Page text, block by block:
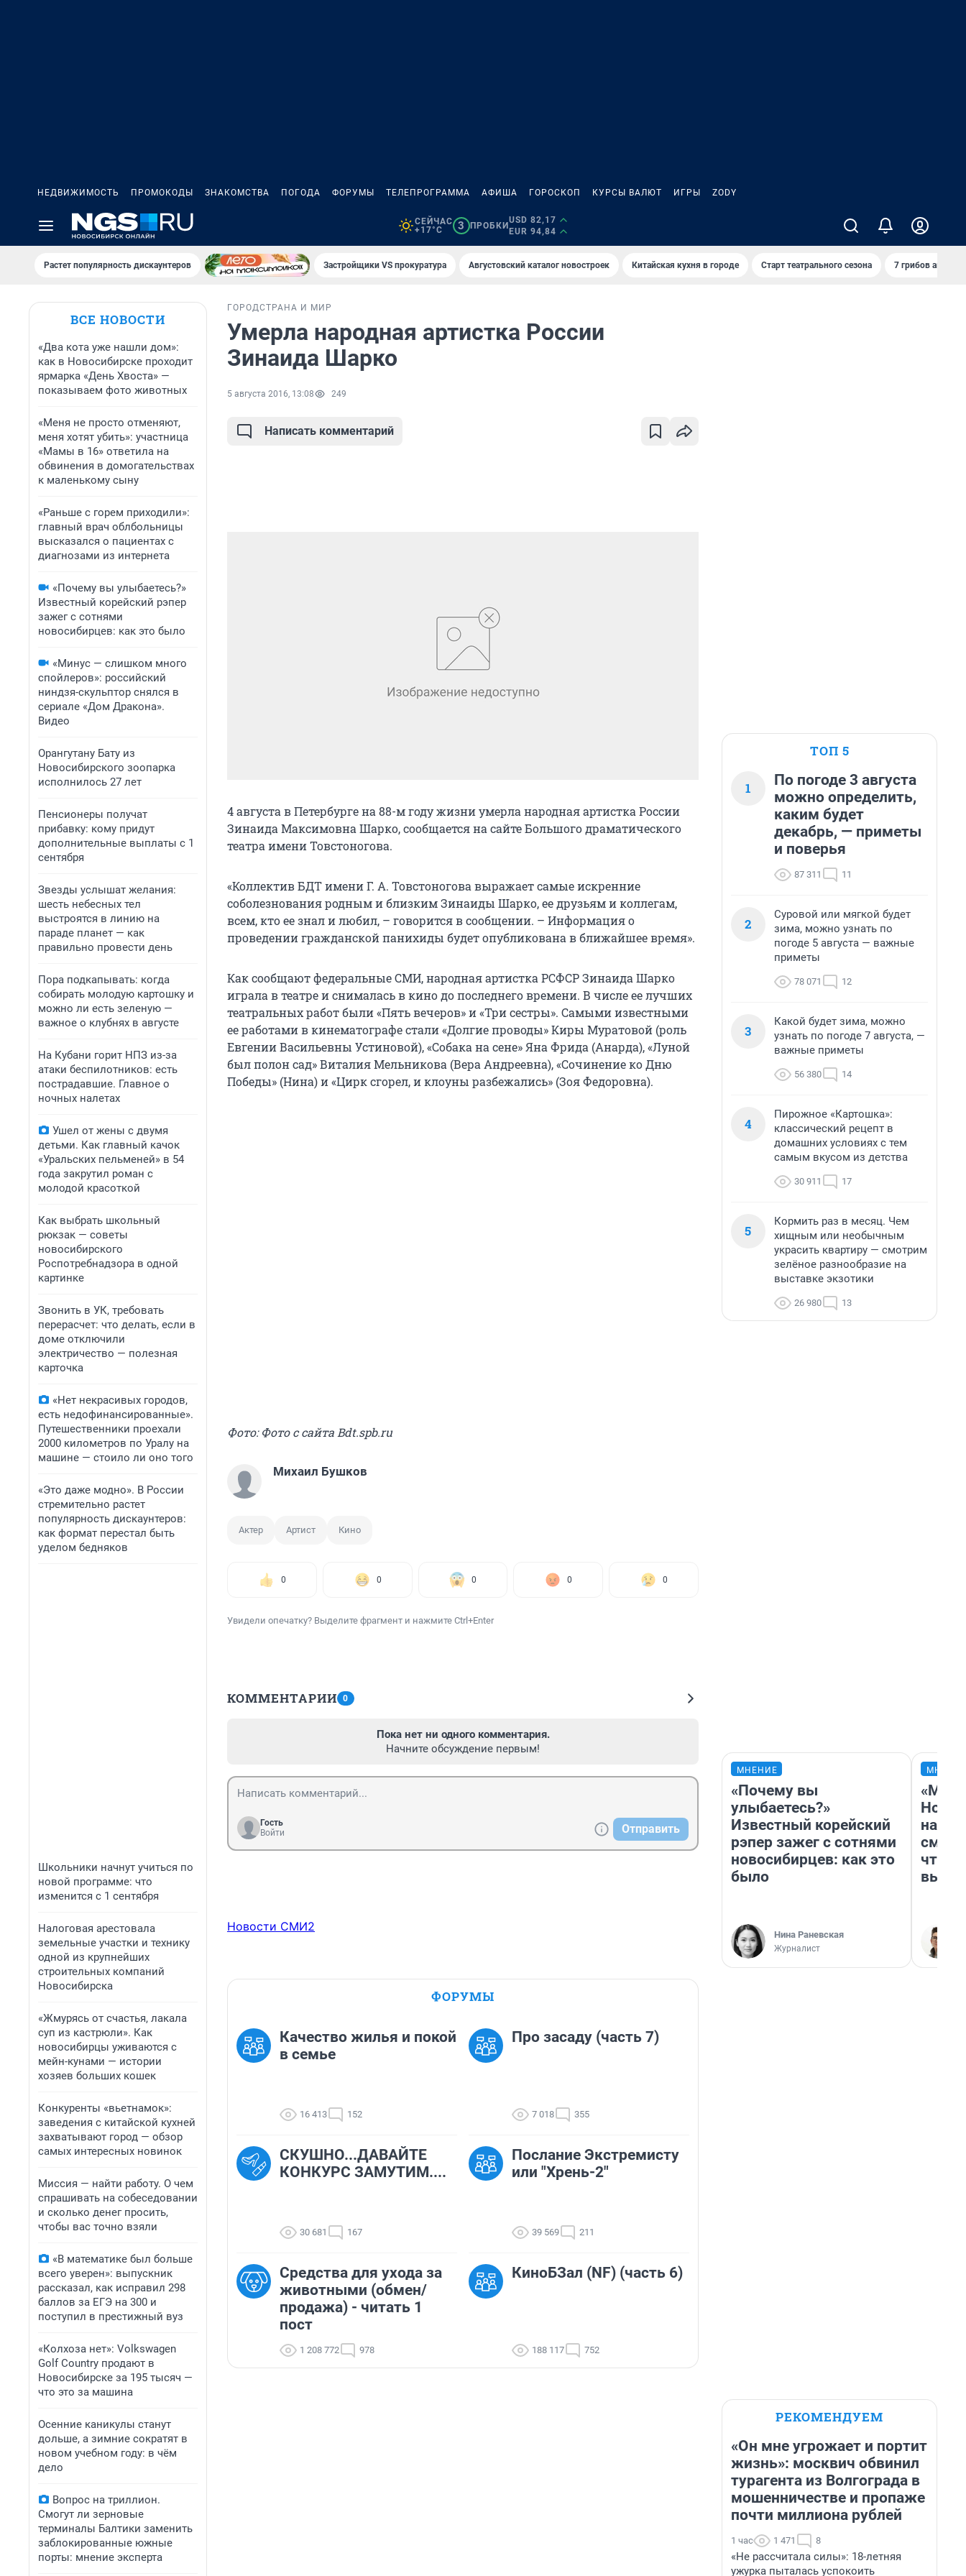
НЕДВИЖИМОСТЬ ПРОМОКОДЫ ЗНАКОМСТВА ПОГОДА ФОРУМЫ ТЕЛЕПРОГРАММА АФИША ГОРОСКОП КУРСЫ ВАЛЮТ ИГРЫ ZODY
СЕЙЧАС
+17°C
3 ПРОБКИ
USD 82,17
EUR 94,84
Растет популярность дискаунтеров Застройщики VS прокуратура Августовский каталог новостроек Китайская кухня в городе Старт театрального сезона 7 грибов августа
ВСЕ НОВОСТИ
«Два кота уже нашли дом»:
как в Новосибирске проходит
ярмарка «День Хвоста» —
показываем фото животных
«Меня не просто отменяют,
меня хотят убить»: участница
«Мамы в 16» ответила на
обвинения в домогательствах
к маленькому сыну
«Раньше с горем приходили»:
главный врач облбольницы
высказался о пациентах с
диагнозами из интернета
«Почему вы улыбаетесь?»
Известный корейский рэпер
зажег с сотнями
новосибирцев: как это было
«Минус — слишком много
спойлеров»: российский
ниндзя-скульптор снялся в
сериале «Дом Дракона».
Видео
Орангутану Бату из
Новосибирского зоопарка
исполнилось 27 лет
Пенсионеры получат
прибавку: кому придут
дополнительные выплаты с 1
сентября
Звезды услышат желания:
шесть небесных тел
выстроятся в линию на
параде планет — как
правильно провести день
Пора подкапывать: когда
собирать молодую картошку и
можно ли есть зеленую —
важное о клубнях в августе
На Кубани горит НПЗ из-за
атаки беспилотников: есть
пострадавшие. Главное о
ночных налетах
Ушел от жены с двумя
детьми. Как главный качок
«Уральских пельменей» в 54
года закрутил роман с
молодой красоткой
Как выбрать школьный
рюкзак — советы
новосибирского
Роспотребнадзора в одной
картинке
Звонить в УК, требовать
перерасчет: что делать, если в
доме отключили
электричество — полезная
карточка
«Нет некрасивых городов,
есть недофинансированные».
Путешественники проехали
2000 километров по Уралу на
машине — стоило ли оно того
«Это даже модно». В России
стремительно растет
популярность дискаунтеров:
как формат перестал быть
уделом бедняков
Школьники начнут учиться по
новой программе: что
изменится с 1 сентября
Налоговая арестовала
земельные участки и технику
одной из крупнейших
строительных компаний
Новосибирска
«Жмурясь от счастья, лакала
суп из кастрюли». Как
новосибирцы уживаются с
мейн-кунами — истории
хозяев больших кошек
Конкуренты «вьетнамок»:
заведения с китайской кухней
захватывают город — обзор
самых интересных новинок
Миссия — найти работу. О чем
спрашивать на собеседовании
и сколько денег просить,
чтобы вас точно взяли
«В математике был больше
всего уверен»: выпускник
рассказал, как исправил 298
баллов за ЕГЭ на 300 и
поступил в престижный вуз
«Колхоза нет»: Volkswagen
Golf Сountry продают в
Новосибирске за 195 тысяч —
что это за машина
Осенние каникулы станут
дольше, а зимние сократят в
новом учебном году: в чём
дело
Вопрос на триллион.
Смогут ли зерновые
терминалы Балтики заменить
заблокированные южные
порты: мнение эксперта
ГОРОДСТРАНА И МИР
Умерла народная артистка России
Зинаида Шарко
5 августа 2016, 13:08 249
Написать комментарий
4 августа в Петербурге на 88-м году жизни умерла народная артистка России
Зинаида Максимовна Шарко, сообщается на сайте Большого драматического
театра имени Товстоногова.
«Коллектив БДТ имени Г. А. Товстоногова выражает самые искренние
соболезнования родным и близким Зинаиды Шарко, ее друзьям и коллегам,
всем, кто ее знал и любил, – говорится в сообщении. – Информация о
проведении гражданской панихиды будет опубликована в ближайшее время».
Как сообщают федеральные СМИ, народная артистка РСФСР Зинаида Шарко
играла в театре и снималась в кино до последнего времени. В числе ее лучших
театральных работ были «Пять вечеров» и «Три сестры». Самыми известными
ее работами в кинематографе стали «Долгие проводы» Киры Муратовой (роль
Евгении Васильевны Устиновой), «Собака на сене» Яна Фрида (Анарда), «Луной
был полон сад» Виталия Мельникова (Вера Андреевна), «Сочинение ко Дню
Победы» (Нина) и «Цирк сгорел, и клоуны разбежались» (Зоя Федоровна).
Фото: Фото с сайта Bdt.spb.ru
Михаил Бушков
Актер Артист Кино
0 0 0 0 0
Увидели опечатку? Выделите фрагмент и нажмите Ctrl+Enter
КОММЕНТАРИИ 0
Пока нет ни одного комментария.
Начните обсуждение первым!
Гость
Войти
Отправить
Новости СМИ2
ФОРУМЫ
Качество жилья и покой
в семье
16 413 152
Про засаду (часть 7)
7 018 355
СКУШНО...ДАВАЙТЕ
КОНКУРС ЗАМУТИМ....
30 681 167
Послание Экстремисту
или "Хрень-2"
39 569 211
Средства для ухода за
животными (обмен/
продажа) - читать 1
пост
1 208 772 978
КиноБЗал (NF) (часть 6)
188 117 752
ТОП 5
1
По погоде 3 августа
можно определить,
каким будет
декабрь, — приметы
и поверья
87 311 11
2
Суровой или мягкой будет
зима, можно узнать по
погоде 5 августа — важные
приметы
78 071 12
3
Какой будет зима, можно
узнать по погоде 7 августа, —
важные приметы
56 380 14
4
Пирожное «Картошка»:
классический рецепт в
домашних условиях с тем
самым вкусом из детства
30 911 17
5
Кормить раз в месяц. Чем
хищным или необычным
украсить квартиру — смотрим
зелёное разнообразие на
выставке экзотики
26 980 13
МНЕНИЕ
«Почему вы
улыбаетесь?»
Известный корейский
рэпер зажег с сотнями
новосибирцев: как это
было
Нина Раневская
Журналист
«Мы
РЕКОМЕНДУЕМ
«Он мне угрожает и портит
жизнь»: москвич обвинил
турагента из Волгограда в
мошенничестве и пропаже
почти миллиона рублей
1 час 1 471 8
«Не рассчитала силы»: 18-летняя
ужурка пыталась успокоить